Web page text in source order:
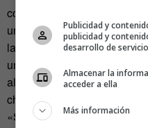
convencionales en las
un tradicional ranchero con
la Catrina que invade
un luchador; o Tlaloc, un
alimentan depower ups
chile-run, el taco-jet, el
«Se trata de estereotipos,
Publicidad y
publicidad y
desarrollo de
Almacenar la
acceder a ella
Más información